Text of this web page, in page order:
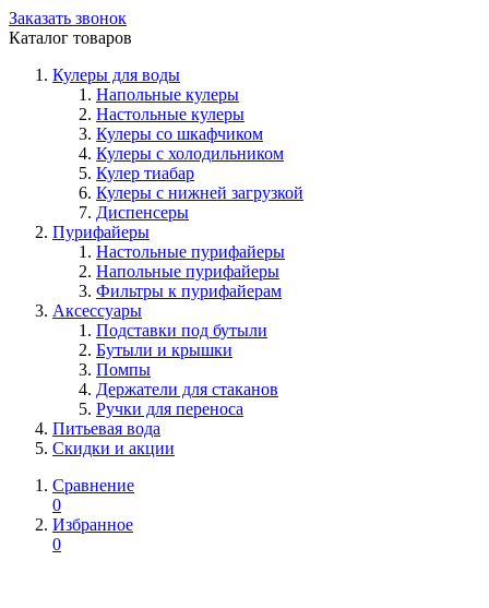
Заказать звонок
Каталог товаров
Кулеры для воды
Напольные кулеры
Настольные кулеры
Кулеры со шкафчиком
Кулеры с холодильником
Кулер тиабар
Кулеры с нижней загрузкой
Диспенсеры
Пурифайеры
Настольные пурифайеры
Напольные пурифайеры
Фильтры к пурифайерам
Аксессуары
Подставки под бутыли
Бутыли и крышки
Помпы
Держатели для стаканов
Ручки для переноса
Питьевая вода
Скидки и акции
Сравнение
0
Избранное
0